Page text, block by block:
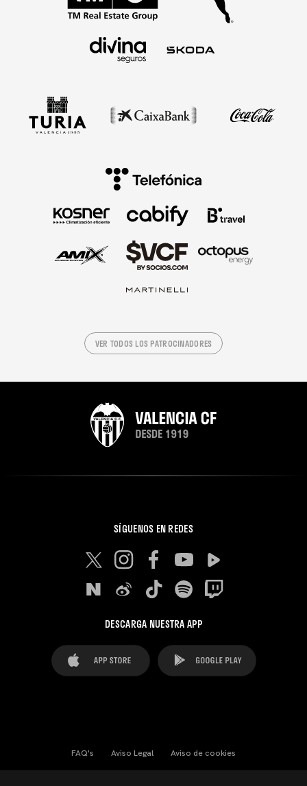
VER TODOS LOS PATROCINADORES
SÍGUENOS EN REDES
DESCARGA NUESTRA APP
FAQ's Aviso Legal Aviso de cookies